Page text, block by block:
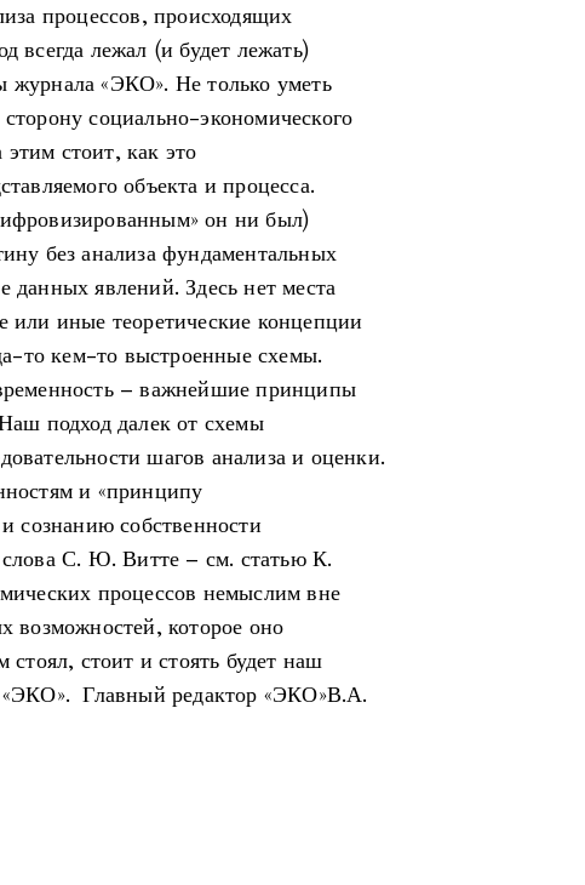
процессов, происходящих
всегда лежал (и будет лежать)
«ЭКО». Не только уметь
социально-экономического
стоит, как это
объекта и процесса.
он ни был)
без анализа фундаментальных
явлений. Здесь нет места
иные теоретические концепции
то кем-то выстроенные схемы.
– важнейшие принципы
подход далек от схемы
шагов анализа и оценки.
и «принципу
сознанию собственности
слова С. Ю. Витте – см. статью К.
процессов немыслим вне
возможностей, которое оно
стоит и стоять будет наш
Главный редактор «ЭКО»В.А.